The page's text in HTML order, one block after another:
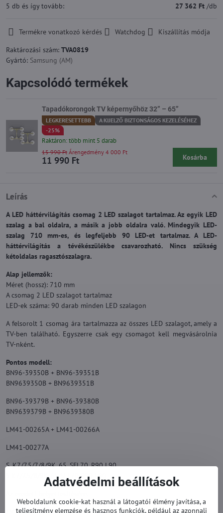
5 db és így tovább: 27 362 Ft /db
Termékre vonatkozó kérdés Watchdog
Kiszállítás módja
Raktározási szám: TVA0819
Gyártó: Samsung (AM)
Leírás
A LED háttérvilágítás csomag 2 LED szalagot tartalmaz. Az egyik LED
szalag a bal oldalra, a másik a jobb oldalra való. Mindegyik LED-
szalag 710 mm-es, és legfeljebb 90 LED-et tartalmaz. A LED-
háttérvilágítás a tévékészülékbe csavarozható. Nincs szükség
kétoldalas ragasztószalagra.
Alap jellemzők:
Méret (hossz): 710 mm
A csomag 2 LED szalagot tartalmaz
LED-ek száma: 90 darab minden LED szalagon
A felsorolt 1 csomag ára tartalmazza az összes LED szalagot, amely a
TV-ben található. Egyszerre csak egy csomagot kell megvásárolnia
TV-nként.
Pontos modell:
BN96-39350B + BN96-39351B
BN9639350B + BN9639351B
BN96-39379B + BN96-39380B
BN9639379B + BN9639380B
LM41-00265A + LM41-00266A
LM41-00277A
S_K7/7.5/7/8/9K_65_SFL70_R90 L90
S K7/7.5/8/9K 65 SFL70 R90 L90
Kapcsolódó termékek
Tapadókorongok TV képernyőhöz 32” – 65”
LEGKERESETTEBB
A KIJELZŐ BIZTONSÁGOS KEZELÉSÉHEZ
-25%
Raktáron: több mint 5 darab
11 990 Ft
15 990 Ft Árengedmény 4 000 Ft
Kosárba
Adatvédelmi beállítások
Weboldalunk cookie-kat használ a látogatói élmény javítása, a
teljesítmény elemzése és hasznos funkciók, például az azonnali